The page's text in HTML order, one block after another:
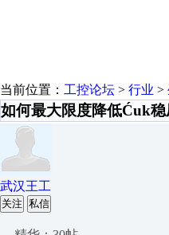
当前位置： 工控论坛 > 行业 >
如何最大限度降低Ćuk稳
武汉王工
关注 私信